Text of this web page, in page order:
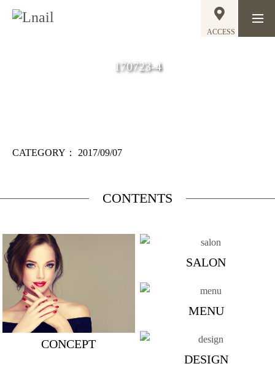
ACCESS
170723-4
CATEGORY： 2017/09/07
CONTENTS
CONCEPT
SALON
MENU
DESIGN